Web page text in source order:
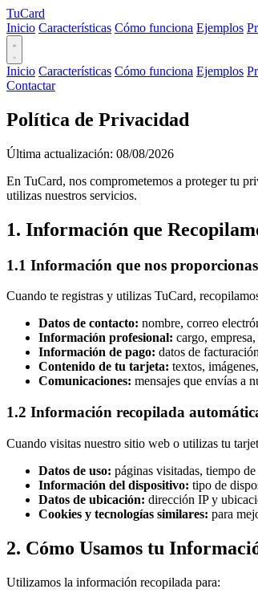
TuCard
Inicio Características Cómo funciona Ejemplos
Inicio Características Cómo funciona Ejemplos
Contactar
Política de Privacidad
Última actualización: 08/08/2026
En TuCard, nos comprometemos a proteger tu
utilizas nuestros servicios.
1. Información que
1.1 Información que nos proporcionas
Cuando te registras y utilizas TuCard,
Datos de contacto: nombre, correo
Información profesional: cargo,
Información de pago: datos de
Contenido de tu tarjeta: textos,
Comunicaciones: mensajes que envías a
1.2 Información recopilada
Cuando visitas nuestro sitio web o utilizas tu
Datos de uso: páginas visitadas, tiempo
Información del dispositivo: tipo de
Datos de ubicación: dirección IP y
Cookies y tecnologías similares: para
2. Cómo Usamos tu
Utilizamos la información recopilada para: